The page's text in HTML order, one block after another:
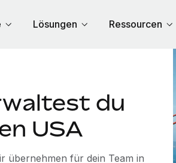
Lösungen Ressourcen
du
USA
übernehmen für dein Team in